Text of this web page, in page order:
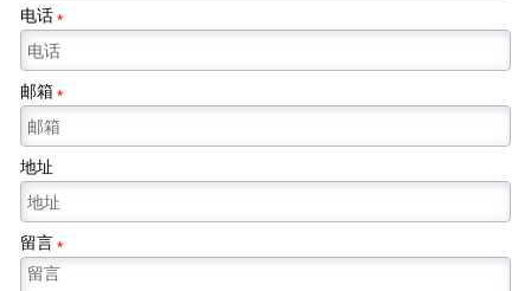
电话*
邮箱*
地址
留言*